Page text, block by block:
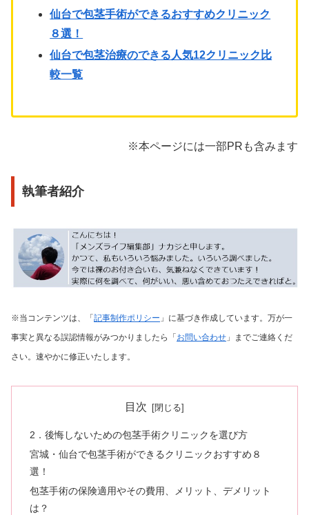
仙台で包茎手術ができるおすすめクリニック
８選！
仙台で包茎治療のできる人気12クリニック比
較一覧
※本ページには一部PRも含みます
執筆者紹介
※当コンテンツは、「 記事制作ポリシー 」に基づき作成しています。万が一
事実と異なる誤認情報がみつかりましたら「 お問い合わせ 」までご連絡くだ
さい。速やかに修正いたします。
目次
2．後悔しないための包茎手術クリニックを選び方
宮城・仙台で包茎手術ができるクリニックおすすめ８
選！
包茎手術の保険適用やその費用、メリット、デメリット
は？